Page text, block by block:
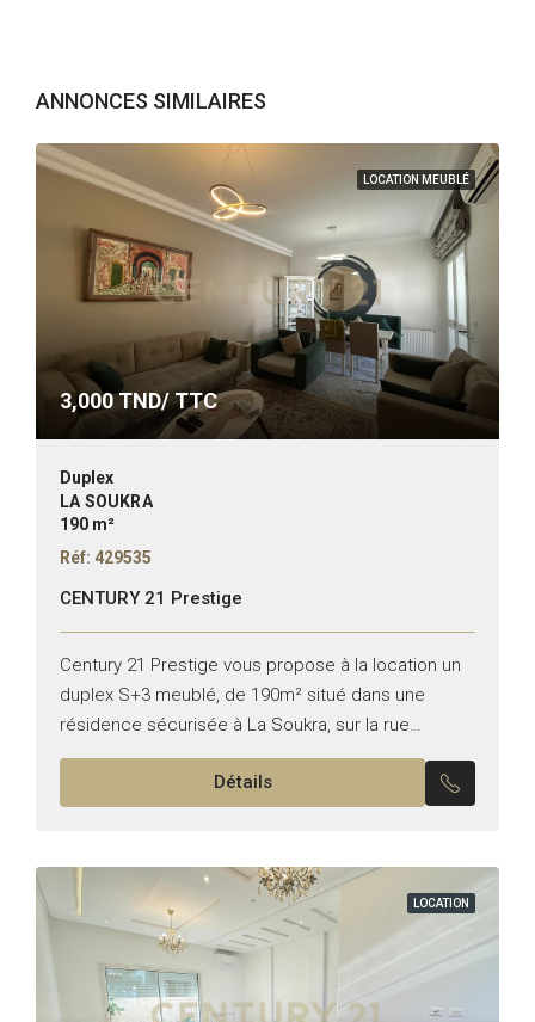
ANNONCES SIMILAIRES
LOCATION MEUBLÉ
3,000TND/ TTC
Duplex
LA SOUKRA
190 m²
Réf: 429535
CENTURY 21 Prestige
Century 21 Prestige vous propose à la location un
duplex S+3 meublé, de 190m² situé dans une
résidence sécurisée à La Soukra, sur la rue
Fattouma Bourguiba. Il se compose comme suit...
Détails
LOCATION